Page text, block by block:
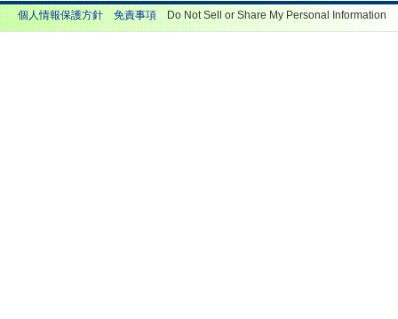
個人情報保護方針 免責事項 Do Not Sell or Share My Personal Information